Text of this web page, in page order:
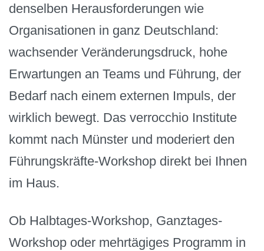
denselben Herausforderungen wie
Organisationen in ganz Deutschland:
wachsender Veränderungsdruck, hohe
Erwartungen an Teams und Führung, der
Bedarf nach einem externen Impuls, der
wirklich bewegt. Das verrocchio Institute
kommt nach Münster und moderiert den
Führungskräfte-Workshop direkt bei Ihnen
im Haus.
Ob Halbtages-Workshop, Ganztages-
Workshop oder mehrtägiges Programm in